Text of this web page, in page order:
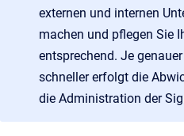
externen und internen
machen und pflegen Sie
entsprechend. Je
schneller erfolgt die
die Administration der